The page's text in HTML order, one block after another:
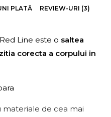
PLATĂ REVIEW-URI (3)
Line este o saltea
corecta a corpului in
de cea mai